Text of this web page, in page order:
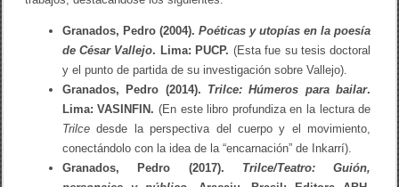
Granados, Pedro (2004). Poéticas y utopías en la poesía
de César Vallejo. Lima: PUCP. (Esta fue su tesis doctoral
y el punto de partida de su investigación sobre Vallejo).
Granados, Pedro (2014). Trilce: Húmeros para bailar.
Lima: VASINFIN. (En este libro profundiza en la lectura de
Trilcedesde la perspectiva del cuerpo y el movimiento,
conectándolo con la idea de la “encarnación” de Inkarrí).
Granados, Pedro (2017). Trilce/Teatro: Guión,